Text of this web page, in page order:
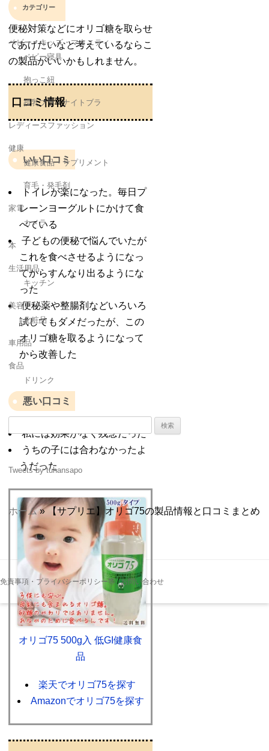
便秘対策などにオリゴ糖を取らせ
てあげたいなと考えているならこ
の製品がいいかもしれません。
口コミ情報
いい口コミ
トイレが楽になった。毎日プ
レーンヨーグルトにかけて食
べている
子どもの便秘で悩んでいたが
これを食べさせるようになっ
てからすんなり出るようにな
った
便秘薬や整腸剤などいろいろ
試してもダメだったが、この
オリゴ糖を取るようになって
から改善した
悪い口コミ
私には効果がなく残念だった
うちの子には合わなかったよ
うだった
オリゴ75 500g入 低GI健康食
品
楽天でオリゴ75を探す
Amazonでオリゴ75を探す
カテゴリー
ベビー・キッズ・マタニティ
ベビー寝具
抱っこ紐
授乳ブラ・ナイトブラ
レディースファッション
健康
健康食品・サプリメント
育毛・発毛剤
家電
カメラ
本
生活用品
キッチン
美容
化粧品
車用品
食品
ドリンク
索:
Tweets by tuhansapo
ホーム»【サプリエ】オリゴ75の製品情報と口コミまとめ
免責事項・プライバシーポリシー等/お問い合わせ